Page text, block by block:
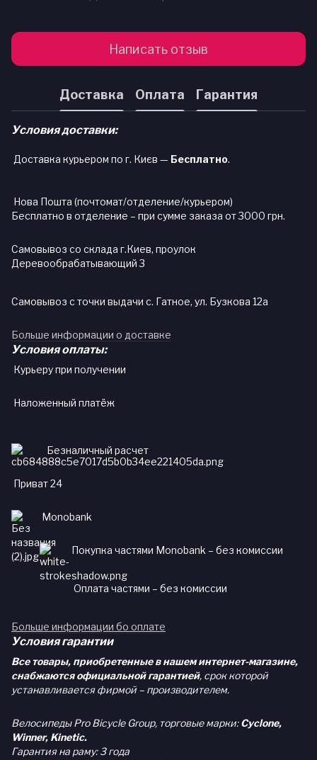
Написать отзыв
Доставка Оплата Гарантия
Условия доставки:
Доставка курьером по г. Києв — Бесплатно.
Нова Пошта (почтомат/отделение/курьером)
Бесплатно в отделение – при сумме заказа от 3000 грн.
Самовывоз со склада г.Киев, проулок
Деревообрабатывающий 3
Самовывоз с точки выдачи с. Гатное, ул. Бузкова 12а
Больше информации о доставке
Условия оплаты:
Курьеру при получении
Наложенный платёж
Безналичный расчет
Приват 24
Monobank
Покупка частями Monobank – без комиссии
Оплата частями – без комиссии
Больше информации бо оплате
Условия гарантии
Все товары, приобретенные в нашем интернет-магазине,
снабжаются официальной гарантией, срок которой
устанавливается фирмой – производителем.
Велосипеды Pro Bicycle Group, торговые марки:Cyclone,
Winner, Kinetic.
Гарантия на раму: 3 года